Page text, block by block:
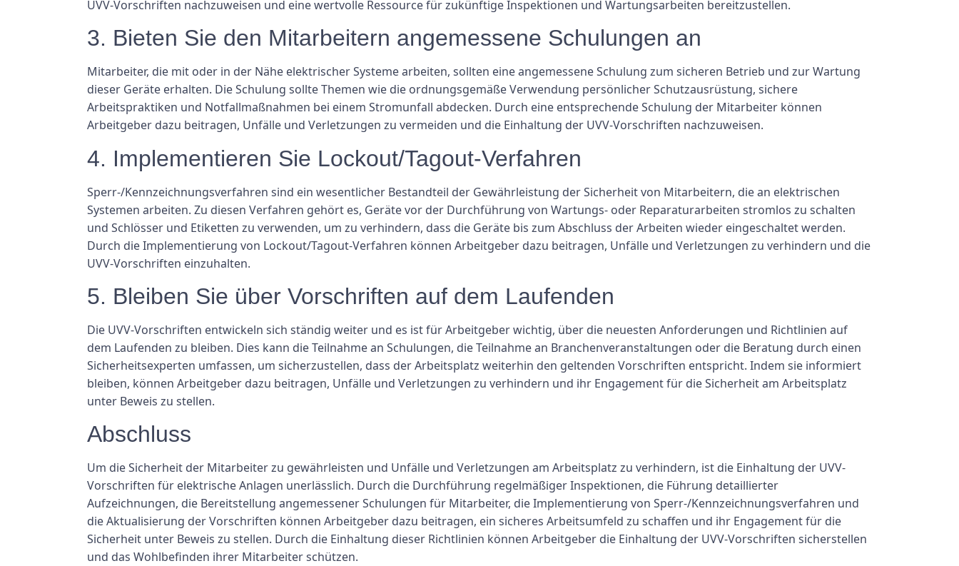
UVV-Vorschriften nachzuweisen und eine wertvolle Ressource für zukünftige Inspektionen und Wartungsarbeiten bereitzustellen.
3. Bieten Sie den Mitarbeitern angemessene Schulungen an
Mitarbeiter, die mit oder in der Nähe elektrischer Systeme arbeiten, sollten eine angemessene Schulung zum sicheren Betrieb und zur Wartung
dieser Geräte erhalten. Die Schulung sollte Themen wie die ordnungsgemäße Verwendung persönlicher Schutzausrüstung, sichere
Arbeitspraktiken und Notfallmaßnahmen bei einem Stromunfall abdecken. Durch eine entsprechende Schulung der Mitarbeiter können
Arbeitgeber dazu beitragen, Unfälle und Verletzungen zu vermeiden und die Einhaltung der UVV-Vorschriften nachzuweisen.
4. Implementieren Sie Lockout/Tagout-Verfahren
Sperr-/Kennzeichnungsverfahren sind ein wesentlicher Bestandteil der Gewährleistung der Sicherheit von Mitarbeitern, die an elektrischen
Systemen arbeiten. Zu diesen Verfahren gehört es, Geräte vor der Durchführung von Wartungs- oder Reparaturarbeiten stromlos zu schalten
und Schlösser und Etiketten zu verwenden, um zu verhindern, dass die Geräte bis zum Abschluss der Arbeiten wieder eingeschaltet werden.
Durch die Implementierung von Lockout/Tagout-Verfahren können Arbeitgeber dazu beitragen, Unfälle und Verletzungen zu verhindern und die
UVV-Vorschriften einzuhalten.
5. Bleiben Sie über Vorschriften auf dem Laufenden
Die UVV-Vorschriften entwickeln sich ständig weiter und es ist für Arbeitgeber wichtig, über die neuesten Anforderungen und Richtlinien auf
dem Laufenden zu bleiben. Dies kann die Teilnahme an Schulungen, die Teilnahme an Branchenveranstaltungen oder die Beratung durch einen
Sicherheitsexperten umfassen, um sicherzustellen, dass der Arbeitsplatz weiterhin den geltenden Vorschriften entspricht. Indem sie informiert
bleiben, können Arbeitgeber dazu beitragen, Unfälle und Verletzungen zu verhindern und ihr Engagement für die Sicherheit am Arbeitsplatz
unter Beweis zu stellen.
Abschluss
Um die Sicherheit der Mitarbeiter zu gewährleisten und Unfälle und Verletzungen am Arbeitsplatz zu verhindern, ist die Einhaltung der UVV-
Vorschriften für elektrische Anlagen unerlässlich. Durch die Durchführung regelmäßiger Inspektionen, die Führung detaillierter
Aufzeichnungen, die Bereitstellung angemessener Schulungen für Mitarbeiter, die Implementierung von Sperr-/Kennzeichnungsverfahren und
die Aktualisierung der Vorschriften können Arbeitgeber dazu beitragen, ein sicheres Arbeitsumfeld zu schaffen und ihr Engagement für die
Sicherheit unter Beweis zu stellen. Durch die Einhaltung dieser Richtlinien können Arbeitgeber die Einhaltung der UVV-Vorschriften sicherstellen
und das Wohlbefinden ihrer Mitarbeiter schützen.